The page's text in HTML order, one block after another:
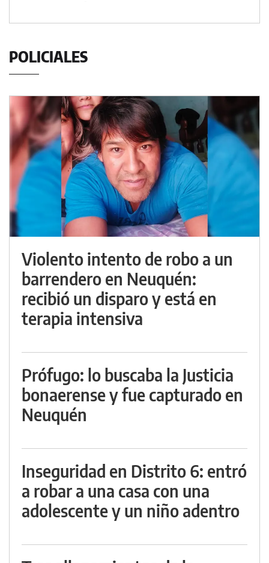
POLICIALES
Violento intento de robo a un
barrendero en Neuquén:
recibió un disparo y está en
terapia intensiva
Prófugo: lo buscaba la Justicia
bonaerense y fue capturado en
Neuquén
Inseguridad en Distrito 6: entró
a robar a una casa con una
adolescente y un niño adentro